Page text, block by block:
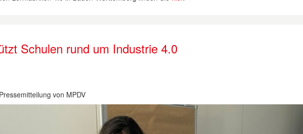
Schulen rund um Industrie 4.0
Pressemitteilung von MPDV